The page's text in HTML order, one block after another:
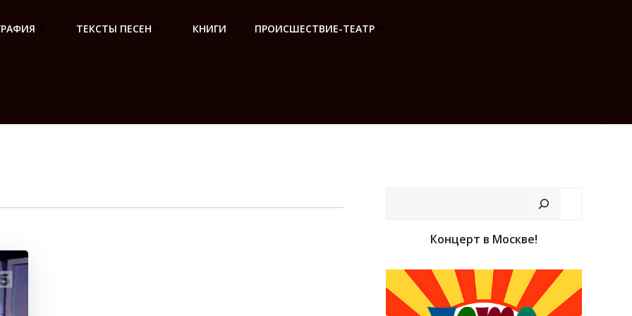
ТЕКСТЫ ПЕСЕН КНИГИ ПРОИСШЕСТВИЕ-ТЕАТР
Концерт в Москве!